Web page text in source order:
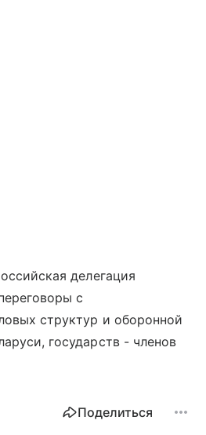
делегация
с
структур и оборонной
государств - членов
Поделиться